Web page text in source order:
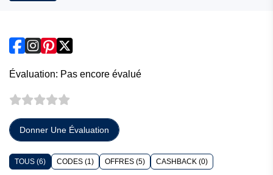
Évaluation: Pas encore évalué
Donner Une Évaluation
TOUS (6) CODES (1) OFFRES (5) CASHBACK (0)